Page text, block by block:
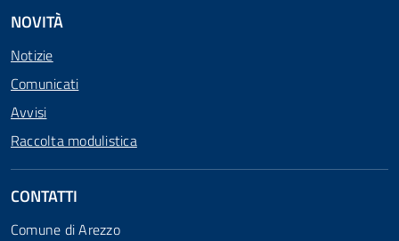
NOVITÀ
Notizie
Comunicati
Avvisi
Raccolta modulistica
CONTATTI
Comune di Arezzo